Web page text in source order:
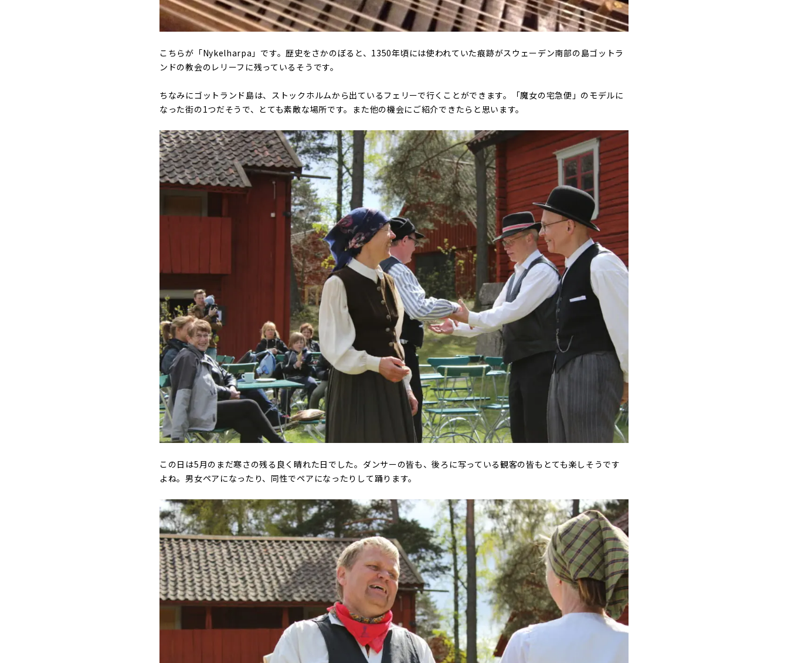
こちらが「Nykelharpa」です。歴史をさかのぼると、1350年頃には使われていた痕跡がスウェーデン南部の島ゴットラ
ンドの教会のレリーフに残っているそうです。
ちなみにゴットランド島は、ストックホルムから出ているフェリーで行くことができます。「魔女の宅急便」のモデルに
なった街の1つだそうで、とても素敵な場所です。また他の機会にご紹介できたらと思います。
この日は5月のまだ寒さの残る良く晴れた日でした。ダンサーの皆も、後ろに写っている観客の皆もとても楽しそうです
よね。男女ペアになったり、同性でペアになったりして踊ります。